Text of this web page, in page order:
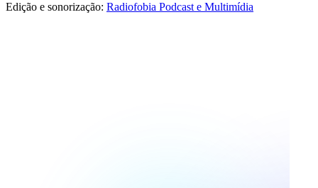
Edição e sonorização: Radiofobia Podcast e Multimídia